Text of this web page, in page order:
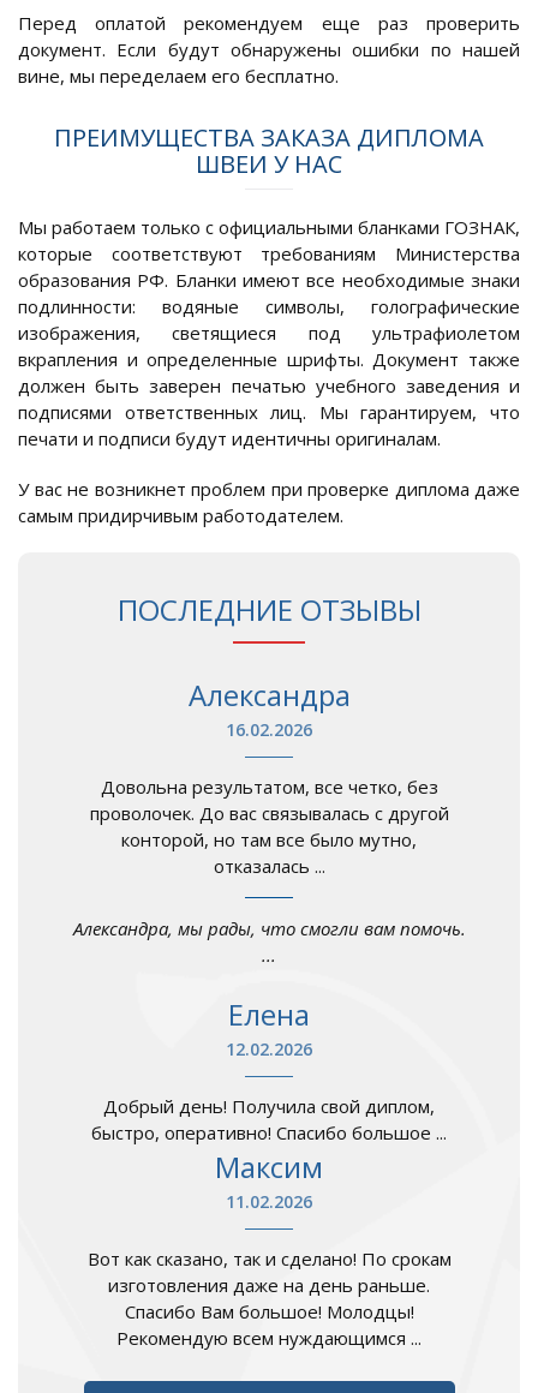
Перед оплатой рекомендуем еще раз проверить
документ. Если будут обнаружены ошибки по нашей
вине, мы переделаем его бесплатно.
ПРЕИМУЩЕСТВА ЗАКАЗА ДИПЛОМА
ШВЕИ У НАС
Мы работаем только с официальными бланками ГОЗНАК,
которые соответствуют требованиям Министерства
образования РФ. Бланки имеют все необходимые знаки
подлинности: водяные символы, голографические
изображения, светящиеся под ультрафиолетом
вкрапления и определенные шрифты. Документ также
должен быть заверен печатью учебного заведения и
подписями ответственных лиц. Мы гарантируем, что
печати и подписи будут идентичны оригиналам.
У вас не возникнет проблем при проверке диплома даже
самым придирчивым работодателем.
ПОСЛЕДНИЕ ОТЗЫВЫ
Александра
16.02.2026
Довольна результатом, все четко, без
проволочек. До вас связывалась с другой
конторой, но там все было мутно,
отказалась ...
Александра, мы рады, что смогли вам помочь.
...
Елена
12.02.2026
Добрый день! Получила свой диплом,
быстро, оперативно! Спасибо большое ...
Максим
11.02.2026
Вот как сказано, так и сделано! По срокам
изготовления даже на день раньше.
Спасибо Вам большое! Молодцы!
Рекомендую всем нуждающимся ...